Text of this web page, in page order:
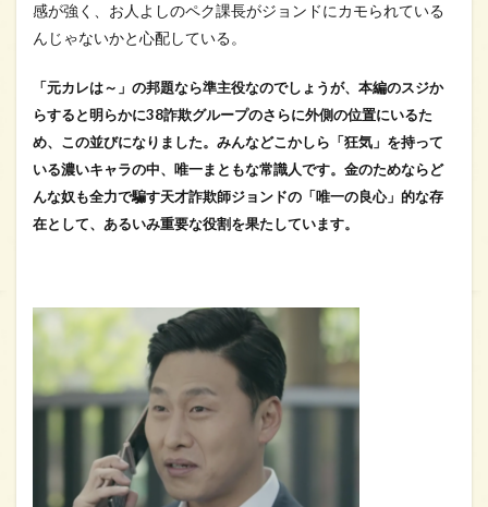
感が強く、お人よしのペク課長がジョンドにカモられている
んじゃないかと心配している。
「元カレは～」の邦題なら準主役なのでしょうが、本編のスジか
らすると明らかに38詐欺グループのさらに外側の位置にいるた
め、この並びになりました。みんなどこかしら「狂気」を持って
いる濃いキャラの中、唯一まともな常識人です。金のためならど
んな奴も全力で騙す天才詐欺師ジョンドの「唯一の良心」的な存
在として、あるいみ重要な役割を果たしています。